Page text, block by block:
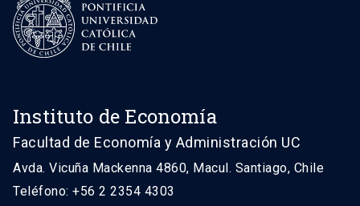
Instituto de Economía
Facultad de Economía y Administración UC
Avda. Vicuña Mackenna 4860, Macul. Santiago, Chile
Teléfono: +56 2 2354 4303